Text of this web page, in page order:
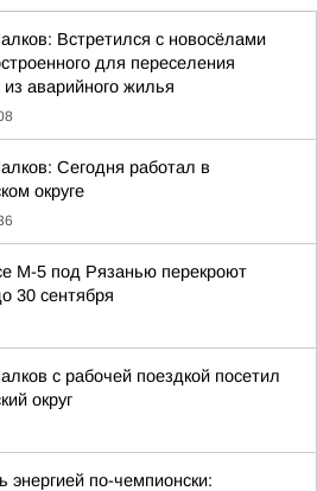
Встретился с новосёлами
для переселения
аварийного жилья
Сегодня работал в
округе
М-5 под Рязанью перекроют
30 сентября
с рабочей поездкой посетил
округ
энергией по-чемпионски: